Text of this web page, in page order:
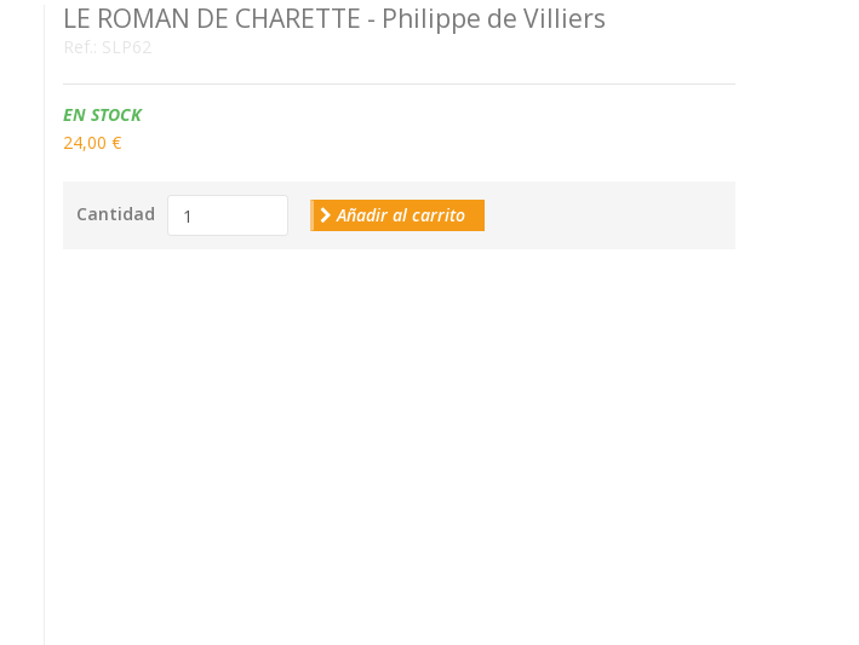
LE ROMAN DE CHARETTE - Philippe de Villiers
Ref.: SLP62
Disponibilidad:
EN STOCK
24,00 €
Cantidad Añadir al carrito